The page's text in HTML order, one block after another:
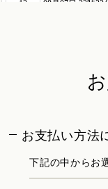
お支払い方法
下記の中からお